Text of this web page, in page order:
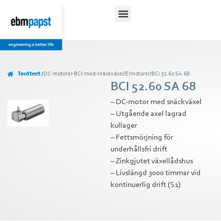
Tuotteet /DC-motorer-BCI-med-snäckväxel /Elmotorer/BCI 52.60 SA 68
BCI 52.60 SA 68
– DC-motor med snäckväxel
– Utgående axel lagrad
kullager
– Fettsmörjning för
underhållsfri drift
– Zinkgjutet växellådshus
– Livslängd 3000 timmar vid
kontinuerlig drift (S1)